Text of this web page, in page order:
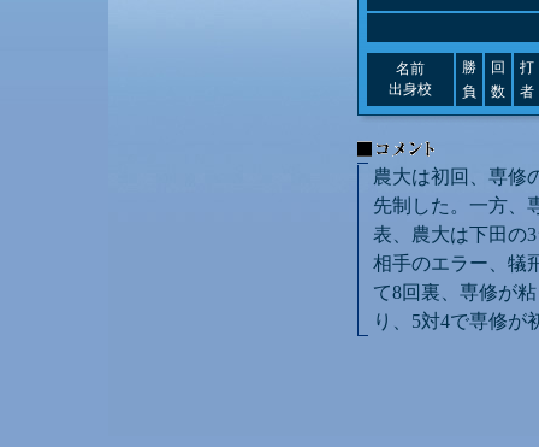
名前
出身校
勝
負
回
数
打
者
農大は初回、専修
先制した。一方、
表、農大は下田の
相手のエラー、犠
て8回裏、専修が
り、5対4で専修が